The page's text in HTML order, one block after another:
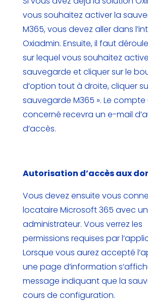
vous souhaitez activer la
M365, vous devez aller dans
Oxiadmin. Ensuite, il faut
sur lequel vous souhaitez
sauvegarde et cliquer sur le
d’option tout à droite, cliquer
sauvegarde M365 ». Le compte
concerné recevra un e-mail
d’accès.
Autorisation d’accès aux
Vous devez ensuite vous
locataire Microsoft 365 avec
administrateur. Vous verrez les
permissions requises par
Lorsque vous aurez accepté
une page d’information
message indiquant que la
cours de configuration.